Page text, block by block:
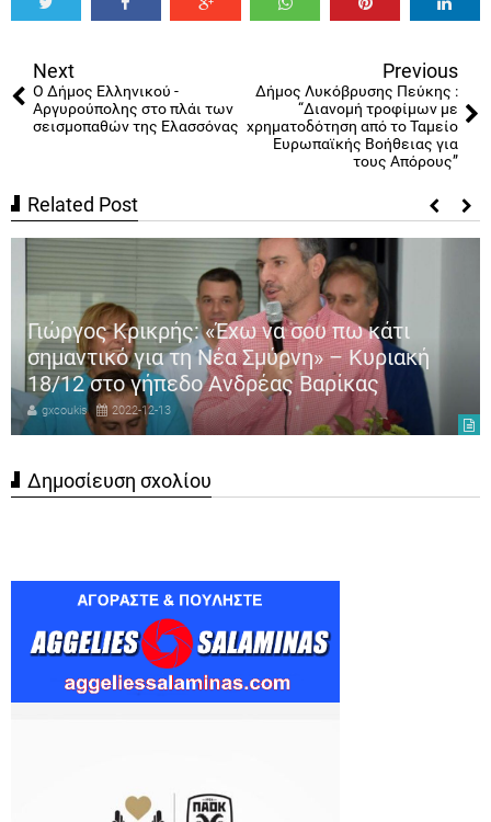
Next
Ο Δήμος Ελληνικού -
Αργυρούπολης στο πλάι των
σεισμοπαθών της Ελασσόνας
Previous
Δήμος Λυκόβρυσης Πεύκης :
“Διανομή τροφίμων με
χρηματοδότηση από το Ταμείο
Ευρωπαϊκής Βοήθειας για
τους Απόρους”
Related Post
Γιώργος Κρικρής: «Έχω να σου πω κάτι
σημαντικό για τη Νέα Σμύρνη» – Κυριακή
18/12 στο γήπεδο Ανδρέας Βαρίκας
gxcoukis 2022-12-13
Δημοσίευση σχολίου